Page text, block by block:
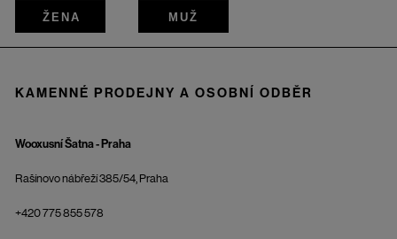
ŽENA MUŽ
KAMENNÉ PRODEJNY A OSOBNÍ ODBĚR
Wooxusní Šatna - Praha
Rašínovo nábřeží 385/54, Praha
+420 775 855 578